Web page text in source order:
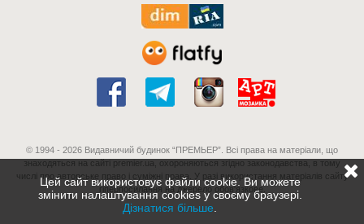
© 1994 - 2026 Видавничий будинок “ПРЕМЬЕР”. Всі права на матеріали, що
знаходяться на сайті premier.ua, охороняються згідно законодавства, в тому
числі про авторське право і суміжні права. У разі використання матеріалів сайту
гіперпосилання на джерело обов'язкове.
Цей сайт використовує файли cookie. Ви можете
змінити налаштування cookies у своєму браузері.
Дізнатися більше